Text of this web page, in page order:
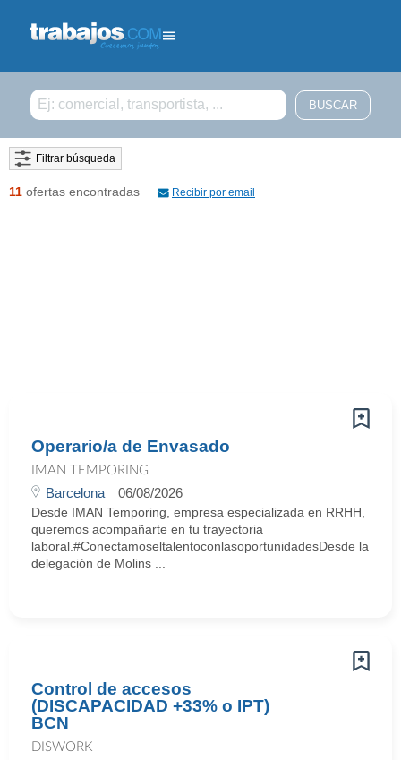
Filtrar búsqueda
11 ofertas encontradas Recibir por email
Operario/a de Envasado
IMAN TEMPORING
Barcelona 06/08/2026
Desde IMAN Temporing, empresa especializada en RRHH,
queremos acompañarte en tu trayectoria
laboral.#ConectamoseltalentoconlasoportunidadesDesde la
delegación de Molins ...
Control de accesos
(DISCAPACIDAD +33% o IPT)
BCN
DISWORK